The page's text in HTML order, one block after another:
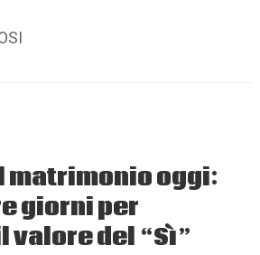
matrimonio oggi:
giorni per
del “Sì”